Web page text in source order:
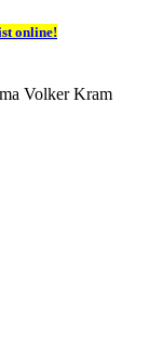
online!
Volker Kram